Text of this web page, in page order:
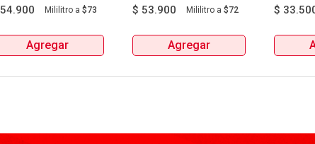
54.900 Mililitro a$73
Agregar
$ 53.900 Mililitro a$72
Agregar
$